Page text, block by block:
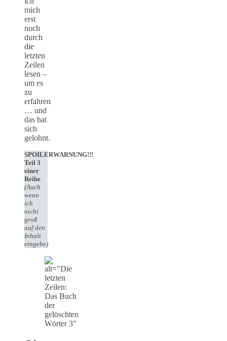
mich
erst
noch
durch
die
letzten
Zeilen
lesen –
um es
zu
erfahren
… und
das hat
sich
gelohnt.
SPOILERWARNUNG!!!
Teil 3
einer
Reihe
(Auch
wenn
ich
nicht
groß
auf den
Inhalt
eingehe)